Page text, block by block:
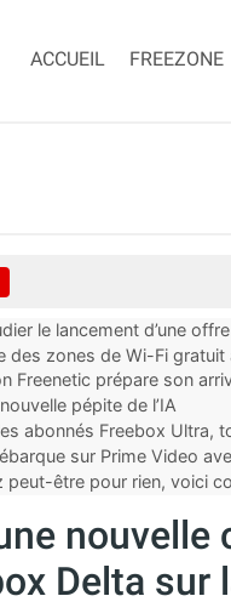
ACCUEIL FREEZONE
le lancement d’une
des zones de Wi-Fi
Freenetic prépare son
la
pépite de l’IA
abonnés Freebox Ultra,
sur Prime Video
peut-être pour rien, voici
Delta sur